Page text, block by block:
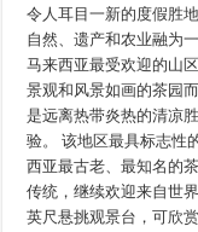
令人耳目一新的度假胜
自然、遗产和农业融为
马来西亚最受欢迎的山
景观和风景如画的茶园
是远离热带炎热的清凉
验。 该地区最具标志性
西亚最古老、最知名的
传统，继续欢迎来自世
英尺悬挑观景台，可欣